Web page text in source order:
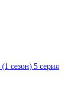
(1 сезон) 5 серия